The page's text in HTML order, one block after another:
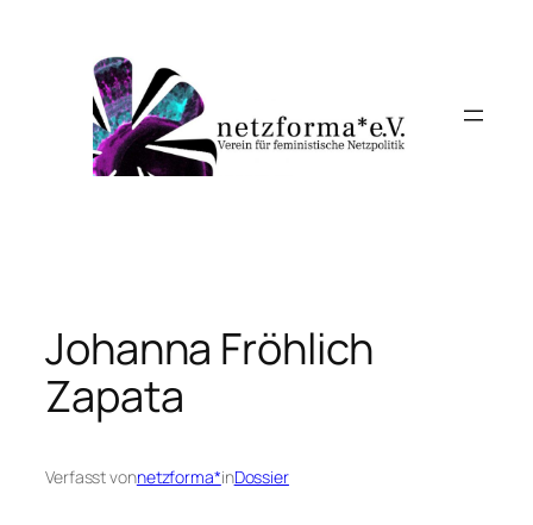
springen
Johanna Fröhlich
Zapata
Verfasst vonnetzforma*inDossier